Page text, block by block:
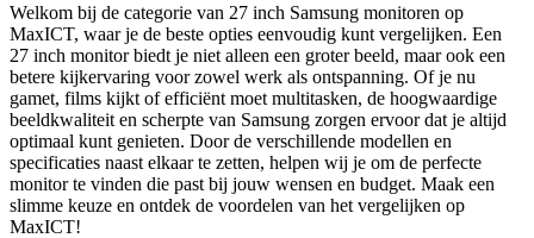
Welkom bij de categorie van 27 inch Samsung monitoren op
MaxICT, waar je de beste opties eenvoudig kunt vergelijken. Een
27 inch monitor biedt je niet alleen een groter beeld, maar ook een
betere kijkervaring voor zowel werk als ontspanning. Of je nu
gamet, films kijkt of efficiënt moet multitasken, de hoogwaardige
beeldkwaliteit en scherpte van Samsung zorgen ervoor dat je altijd
optimaal kunt genieten. Door de verschillende modellen en
specificaties naast elkaar te zetten, helpen wij je om de perfecte
monitor te vinden die past bij jouw wensen en budget. Maak een
slimme keuze en ontdek de voordelen van het vergelijken op
MaxICT!